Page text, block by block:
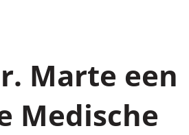
Marte een
Medische